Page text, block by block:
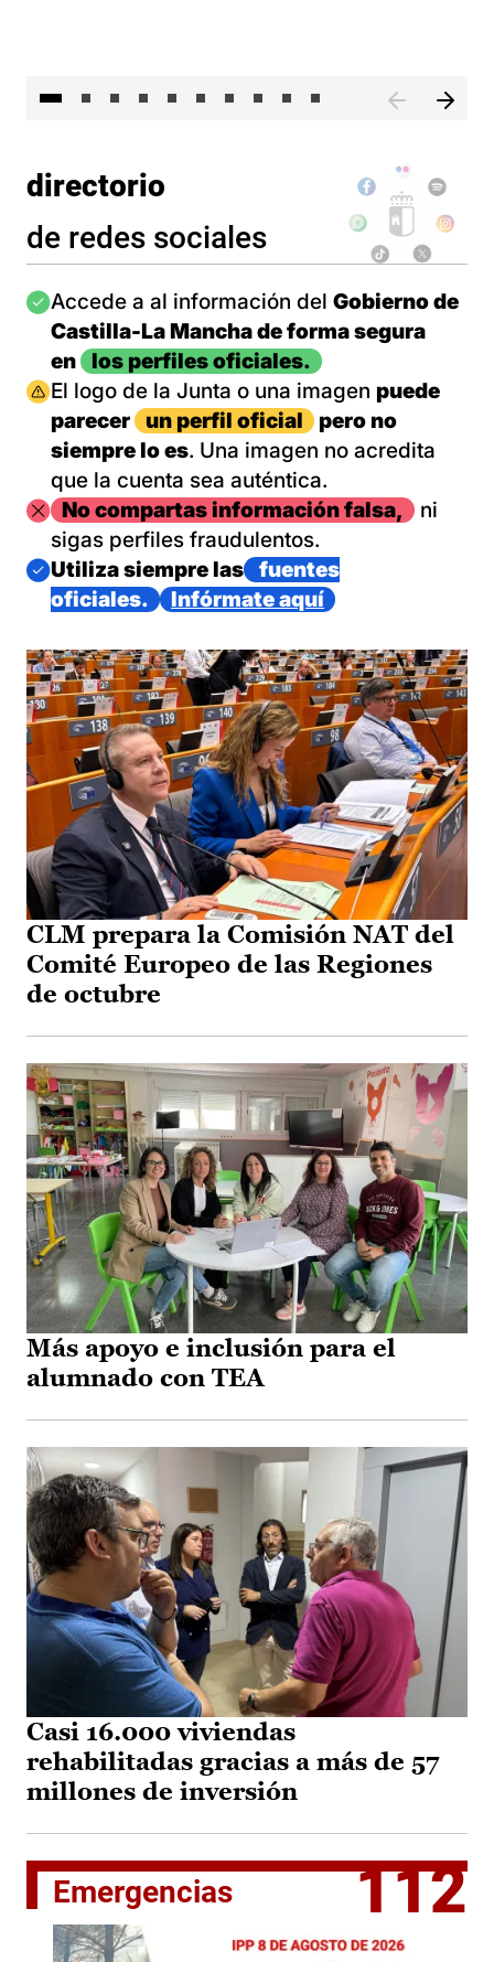
directorio
de redes sociales
Imagen
Accede a al información del Gobierno de
Castilla-La Mancha de forma segura
en
los perfiles oficiales.
Imagen
El logo de la Junta o una imagen puede
parecer
un perfil oficial
pero no
siempre lo es. Una imagen no acredita
que la cuenta sea auténtica.
ImagenNo compartas información falsa,
ni
sigas perfiles fraudulentos.
Imagen
Utiliza siempre las
fuentes
oficiales.
Infórmate aquí
CLM prepara la Comisión NAT del
Comité Europeo de las Regiones
de octubre
Más apoyo e inclusión para el
alumnado con TEA
Casi 16.000 viviendas
rehabilitadas gracias a más de 57
millones de inversión
Emergencias 112